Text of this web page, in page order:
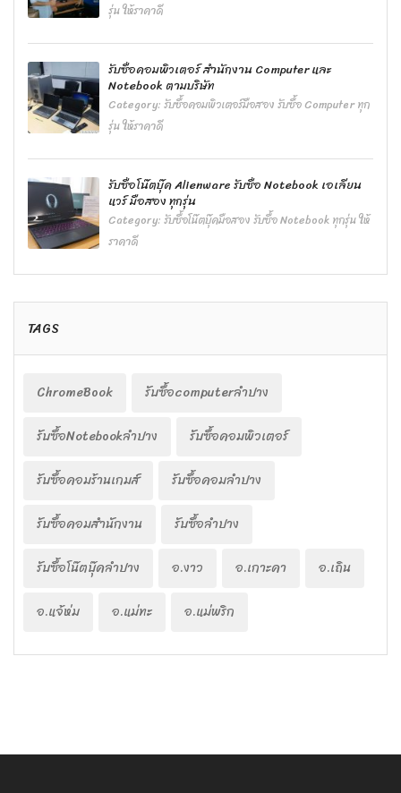
รุ่น ให้ราคาดี
รับซื้อคอมพิวเตอร์ สำนักงาน Computer และ
Notebook ตามบริษัท
Category:รับซื้อคอมพิวเตอร์มือสอง รับซื้อ Computer ทุก
รุ่น ให้ราคาดี
รับซื้อโน๊ตบุ๊ค Alienware รับซื้อ Notebook เอเลียน
แวร์ มือสอง ทุกรุ่น
Category:รับซื้อโน๊ตบุ๊คมือสอง รับซื้อ Notebook ทุกรุ่น ให้
ราคาดี
TAGS
ChromeBook
รับซื้อcomputerลำปาง
รับซื้อNotebookลำปาง
รับซื้อคอมพิวเตอร์
รับซื้อคอมร้านเกมส์
รับซื้อคอมลำปาง
รับซื้อคอมสำนักงาน
รับซื้อลำปาง
รับซื้อโน๊ตบุ๊คลำปาง
อ.งาว อ.เกาะคา
อ.เถิน
อ.แจ้ห่ม
อ.แม่ทะ อ.แม่พริก